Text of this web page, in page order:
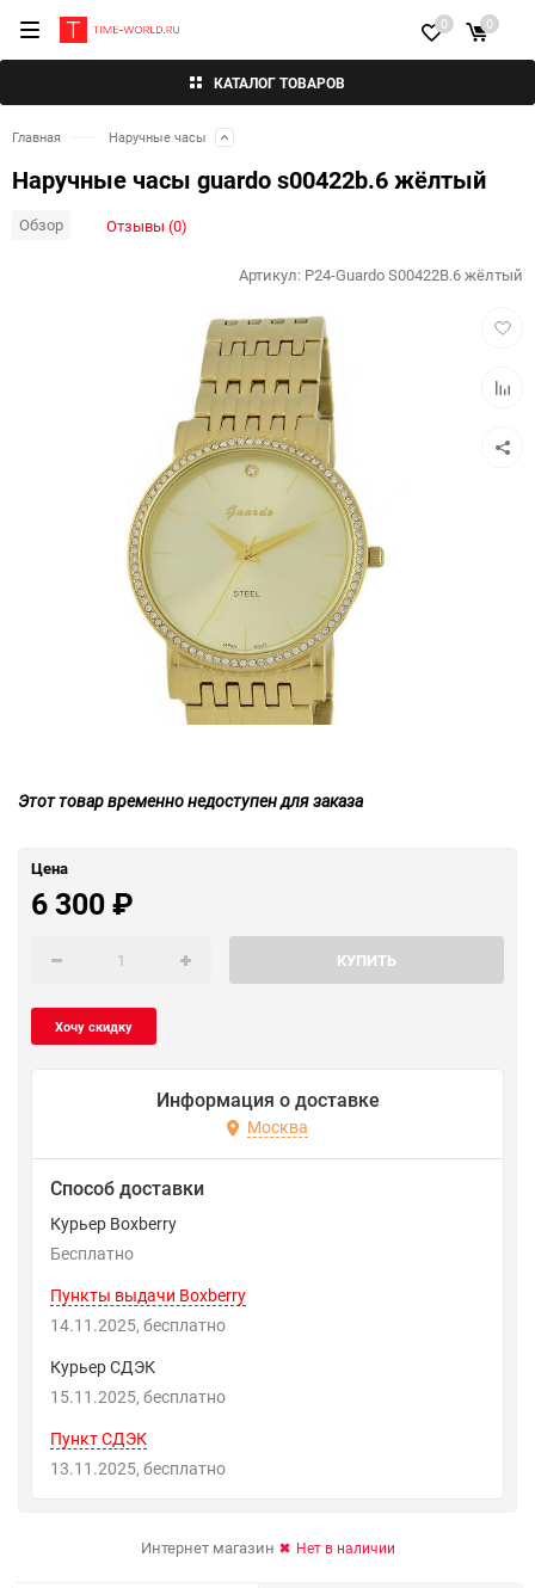
КАТАЛОГ ТОВАРОВ
0 0
Главная Наручные часы
Наручные часы guardo s00422b.6 жёлтый
Обзор Отзывы (0)
Артикул: P24-Guardo S00422B.6 жёлтый
Этот товар временно недоступен для заказа
Цена
6 300₽
КУПИТЬ
Информация о доставке
Москва
Способ доставки
Курьер Boxberry
Бесплатно
Пункты выдачи Boxberry
14.11.2025
Бесплатно
Курьер СДЭК
15.11.2025
Бесплатно
Пункт СДЭК
13.11.2025
Бесплатно
Интернет магазин Нет в наличии